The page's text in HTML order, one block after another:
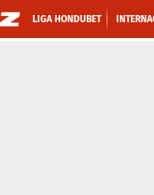
LIGA HONDUBET